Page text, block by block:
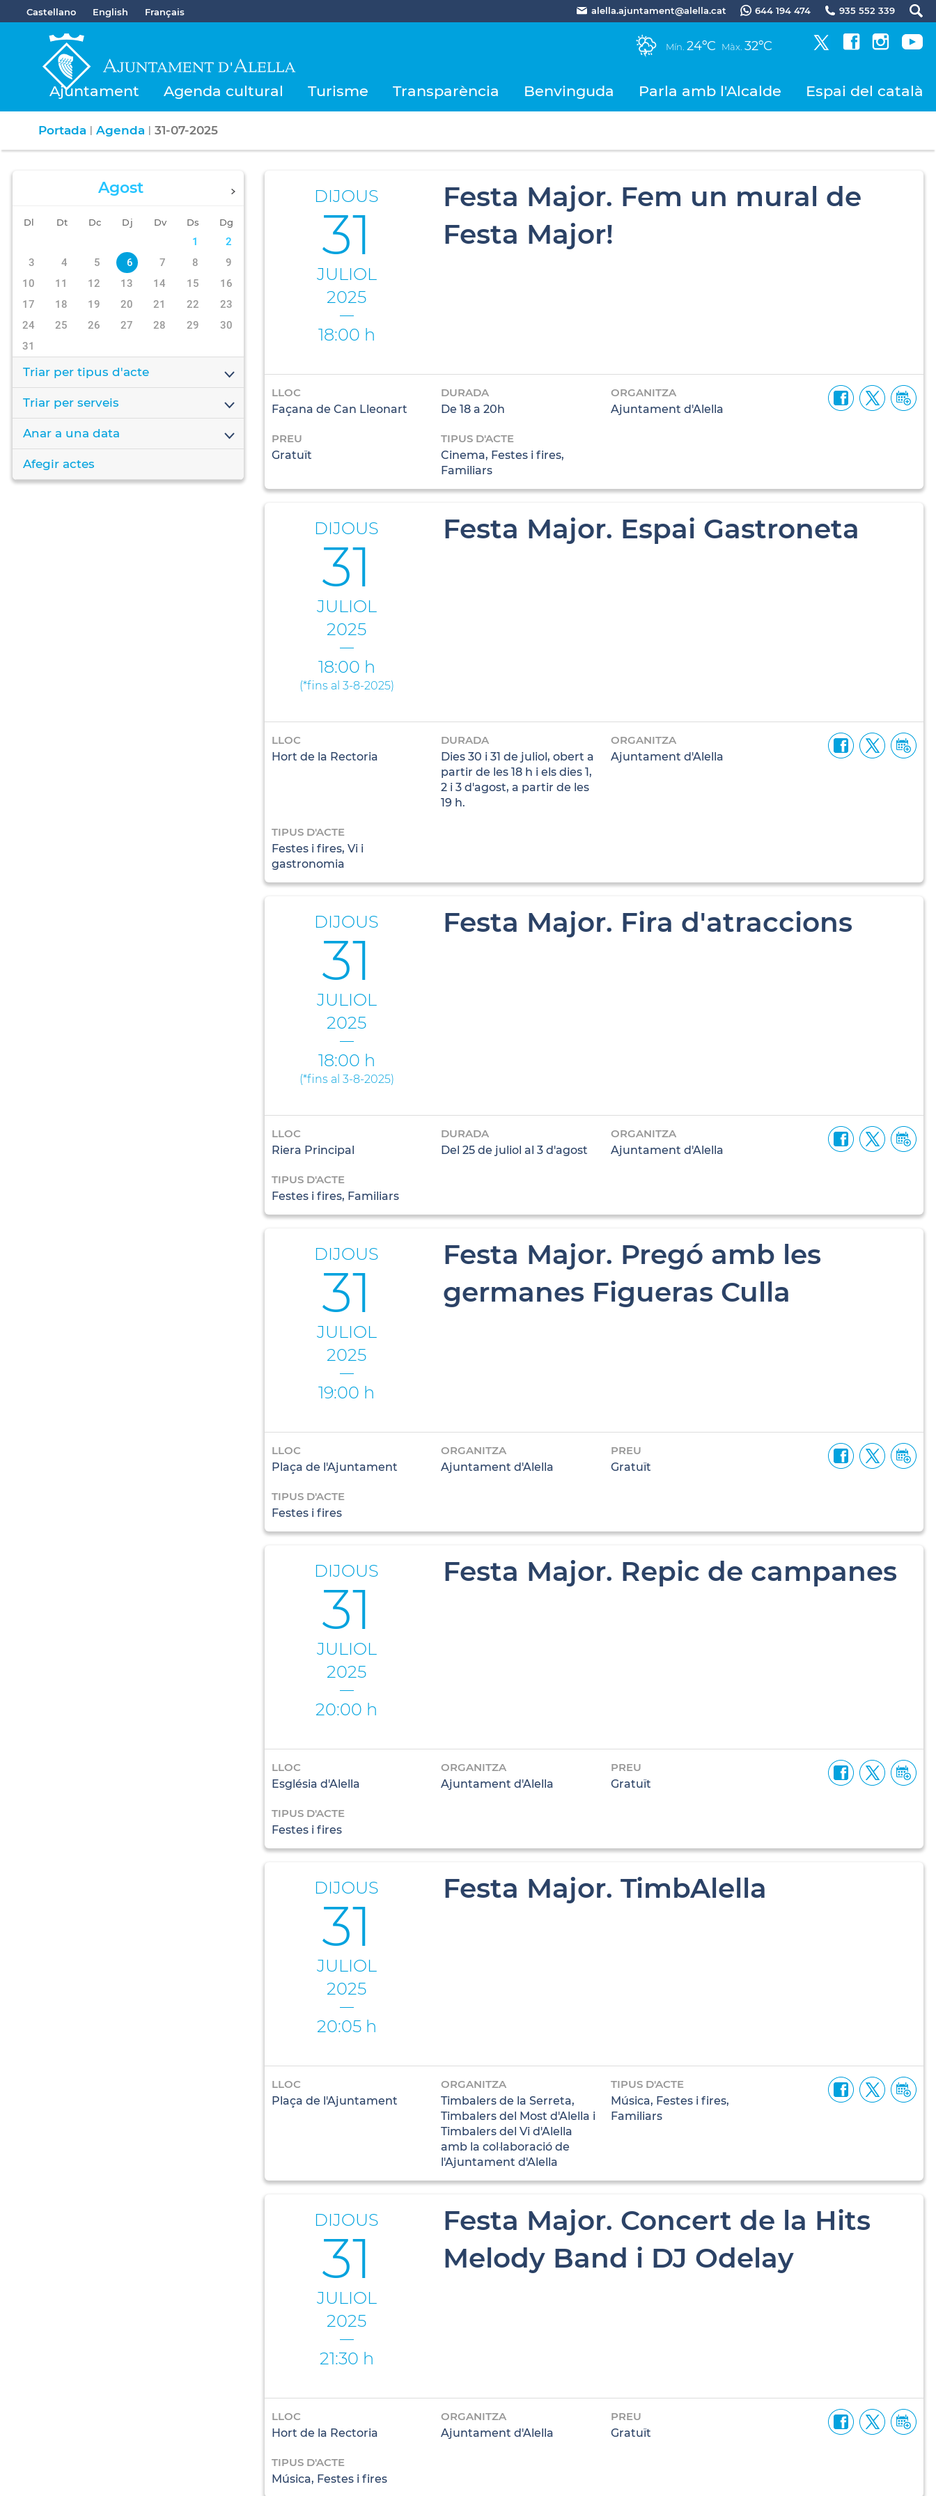
Castellano English Français alella.ajuntament@alella.cat 644 194 474 935 552 339
Mín. 24ºC Màx. 32ºC
Ajuntament Agenda cultural Turisme Transparència Benvinguda Parla amb l'Alcalde Espai del català
Portada | Agenda | 31-07-2025
Agost
Dl Dt Dc Dj Dv Ds Dg
1
2
3
4 5 6 7 8
9
10
11 12 13 14 15
16
17
18 19 20 21 22
23
24
25 26 27 28 29
30
31
Triar per tipus d'acte
Triar per serveis
Anar a una data
Afegir actes
DIJOUS
31
JULIOL
2025
18:00 h
Festa Major. Fem un mural de
Festa Major!
LLOC
Façana de Can Lleonart
DURADA
De 18 a 20h
ORGANITZA
Ajuntament d'Alella
PREU
Gratuït
TIPUS D'ACTE
Cinema, Festes i fires,
Familiars
DIJOUS
31
JULIOL
2025
18:00 h
(*fins al 3-8-2025)
Festa Major. Espai Gastroneta
LLOC
Hort de la Rectoria
DURADA
Dies 30 i 31 de juliol, obert a
partir de les 18 h i els dies 1,
2 i 3 d'agost, a partir de les
19 h.
ORGANITZA
Ajuntament d'Alella
TIPUS D'ACTE
Festes i fires, Vi i
gastronomia
DIJOUS
31
JULIOL
2025
18:00 h
(*fins al 3-8-2025)
Festa Major. Fira d'atraccions
LLOC
Riera Principal
DURADA
Del 25 de juliol al 3 d'agost
ORGANITZA
Ajuntament d'Alella
TIPUS D'ACTE
Festes i fires, Familiars
DIJOUS
31
JULIOL
2025
19:00 h
Festa Major. Pregó amb les
germanes Figueras Culla
LLOC
Plaça de l'Ajuntament
ORGANITZA
Ajuntament d'Alella
PREU
Gratuït
TIPUS D'ACTE
Festes i fires
DIJOUS
31
JULIOL
2025
20:00 h
Festa Major. Repic de campanes
LLOC
Església d'Alella
ORGANITZA
Ajuntament d'Alella
PREU
Gratuït
TIPUS D'ACTE
Festes i fires
DIJOUS
31
JULIOL
2025
20:05 h
Festa Major. TimbAlella
LLOC
Plaça de l'Ajuntament
ORGANITZA
Timbalers de la Serreta,
Timbalers del Most d'Alella i
Timbalers del Vi d'Alella
amb la col·laboració de
l'Ajuntament d'Alella
TIPUS D'ACTE
Música, Festes i fires,
Familiars
DIJOUS
31
JULIOL
2025
21:30 h
Festa Major. Concert de la Hits
Melody Band i DJ Odelay
LLOC
Hort de la Rectoria
ORGANITZA
Ajuntament d'Alella
PREU
Gratuït
TIPUS D'ACTE
Música, Festes i fires